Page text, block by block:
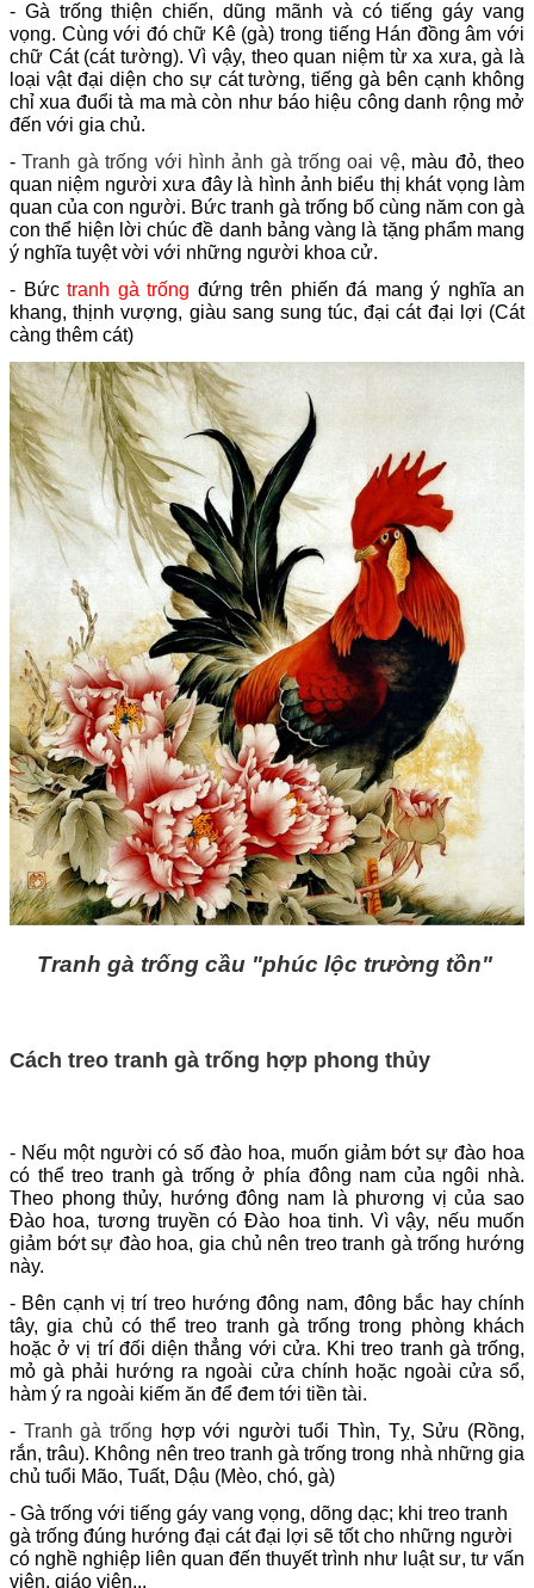
- Gà trống thiện chiến, dũng mãnh và có tiếng gáy vang
vọng. Cùng với đó chữ Kê (gà) trong tiếng Hán đồng âm với
chữ Cát (cát tường). Vì vậy, theo quan niệm từ xa xưa, gà là
loại vật đại diện cho sự cát tường, tiếng gà bên cạnh không
chỉ xua đuổi tà ma mà còn như báo hiệu công danh rộng mở
đến với gia chủ.
-Tranh gà trống với hình ảnh gà trống oai vệ, màu đỏ, theo
quan niệm người xưa đây là hình ảnh biểu thị khát vọng làm
quan của con người. Bức tranh gà trống bố cùng năm con gà
con thể hiện lời chúc đề danh bảng vàng là tặng phẩm mang
ý nghĩa tuyệt vời với những người khoa cử.
- Bứctranh gà trống đứng trên phiến đá mang ý nghĩa an
khang, thịnh vượng, giàu sang sung túc, đại cát đại lợi (Cát
càng thêm cát)
Tranh gà trống cầu "phúc lộc trường tồn"
Cách treo tranh gà trống hợp phong thủy
- Nếu một người có số đào hoa, muốn giảm bớt sự đào hoa
có thể treo tranh gà trống ở phía đông nam của ngôi nhà.
Theo phong thủy, hướng đông nam là phương vị của sao
Đào hoa, tương truyền có Đào hoa tinh. Vì vậy, nếu muốn
giảm bớt sự đào hoa, gia chủ nên treo tranh gà trống hướng
này.
- Bên cạnh vị trí treo hướng đông nam, đông bắc hay chính
tây, gia chủ có thể treo tranh gà trống trong phòng khách
hoặc ở vị trí đối diện thẳng với cửa. Khi treo tranh gà trống,
mỏ gà phải hướng ra ngoài cửa chính hoặc ngoài cửa sổ,
hàm ý ra ngoài kiếm ăn để đem tới tiền tài.
- Tranh gà trống hợp với người tuổi Thìn, Tỵ, Sửu (Rồng,
rắn, trâu). Không nên treo tranh gà trống trong nhà những gia
chủ tuổi Mão, Tuất, Dậu (Mèo, chó, gà)
- Gà trống với tiếng gáy vang vọng, dõng dạc; khi treo tranh
gà trống đúng hướng đại cát đại lợi sẽ tốt cho những người
có nghề nghiệp liên quan đến thuyết trình như luật sư, tư vấn
viên, giáo viên,..